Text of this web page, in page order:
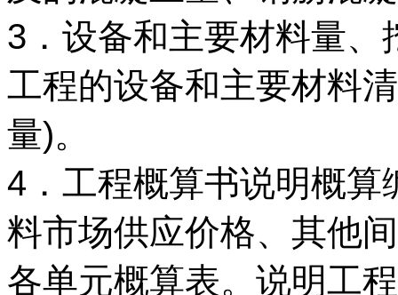
3．设备和主要材料量
工程的设备和主要材料
量)。
4．工程概算书说明概
料市场供应价格、其他
各单元概算表。说明工